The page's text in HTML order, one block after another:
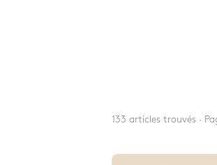
133 articles trouvés ·